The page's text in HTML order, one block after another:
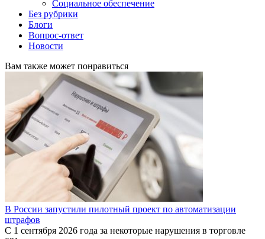
Социальное обеспечение
Без рубрики
Блоги
Вопрос-ответ
Новости
Вам также может понравиться
В России запустили пилотный проект по автоматизации
штрафов
С 1 сентября 2026 года за некоторые нарушения в торговле